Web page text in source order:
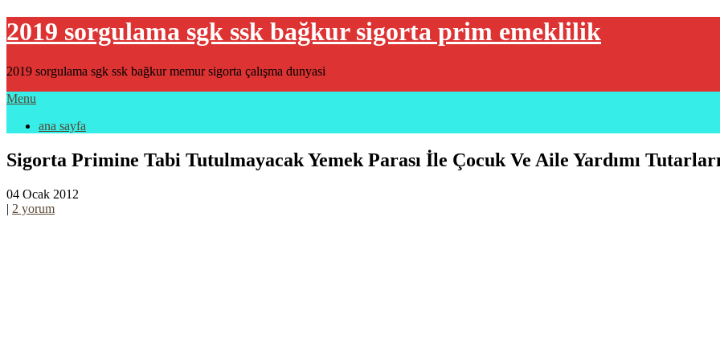
2019 sorgulama sgk ssk bağkur sigorta prim emeklilik
2019 sorgulama sgk ssk bağkur memur sigorta çalışma dunyasi
Menu
ana sayfa
Sigorta Primine Tabi Tutulmayacak Yemek Parası İle Çocuk Ve Aile Yardımı
04 Ocak 2012
| 2 yorum